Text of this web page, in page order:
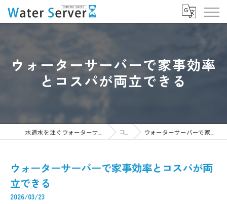
ウォーターサーバーで家事効率
とコスパが両立できる
コラム ウォーターサーバーで家事効率とコスパが両立できる
ウォーターサーバーで家事効率とコスパが両
立できる
2026/03/23